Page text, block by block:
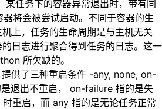
任务下的容器异常退出时，带有同
将会被尝试启动。不同于容器的生
上，任务的生命周期是与主机无关
日志进行聚合得到任务的日志。这一
所欠缺的。
提供了三种重启条件 -any, none, on-
退出不重启， on-failure 指的是失
重启，而 any 指的是无论任务正常